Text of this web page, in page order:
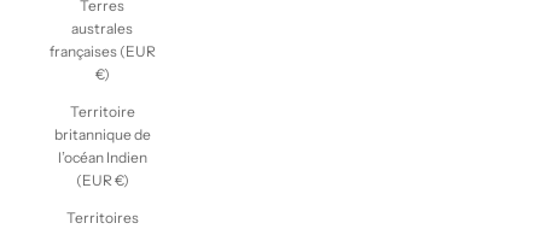
Terres
australes
françaises (EUR
€)
Territoire
britannique de
l’océan Indien
(EUR €)
Territoires